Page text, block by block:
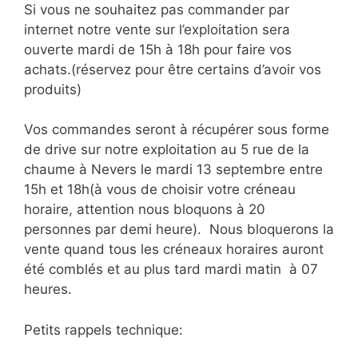
Si vous ne souhaitez pas commander par
internet notre vente sur l’exploitation sera
ouverte mardi de 15h à 18h pour faire vos
achats.(réservez pour être certains d’avoir vos
produits)
Vos commandes seront à récupérer sous forme
de drive sur notre exploitation au 5 rue de la
chaume à Nevers le mardi 13 septembre entre
15h et 18h(à vous de choisir votre créneau
horaire, attention nous bloquons à 20
personnes par demi heure). Nous bloquerons la
vente quand tous les créneaux horaires auront
été comblés et au plus tard mardi matin à 07
heures.
Petits rappels technique: